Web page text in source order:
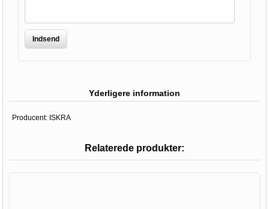
Indsend
Yderligere information
Producent: ISKRA
Relaterede produkter: